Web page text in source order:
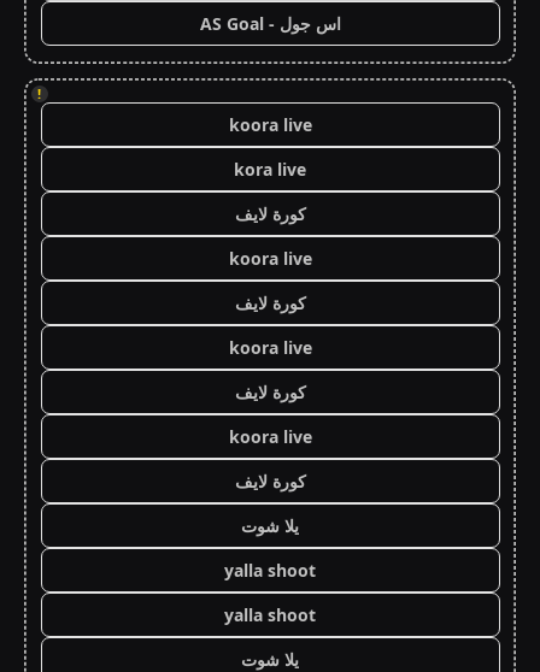
اس جول - AS Goal
!
koora live
kora live
كورة لايف
koora live
كورة لايف
koora live
كورة لايف
koora live
كورة لايف
يلا شوت
yalla shoot
yalla shoot
يلا شوت